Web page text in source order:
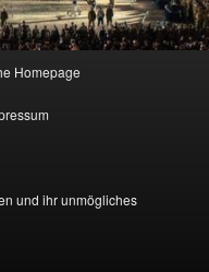
Homepage
und ihr unmögliches